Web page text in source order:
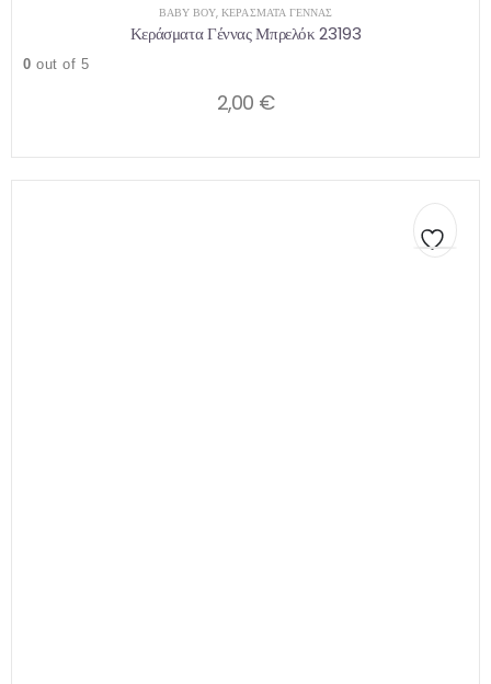
ΒΑΒΥ ΒΟΥ,ΚΕΡΆΣΜΑΤΑ ΓΈΝΝΑΣ
Κεράσματα Γέννας Μπρελόκ 23193
0 out of 5
2,00 €